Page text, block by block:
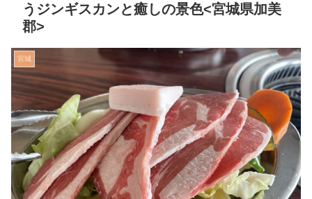
うジンギスカンと癒しの景色<宮城県加美
郡>
宮城